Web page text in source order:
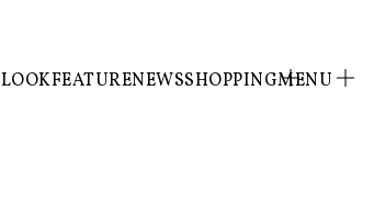
LOOKFEATURENEWSSHOPPINGMENU